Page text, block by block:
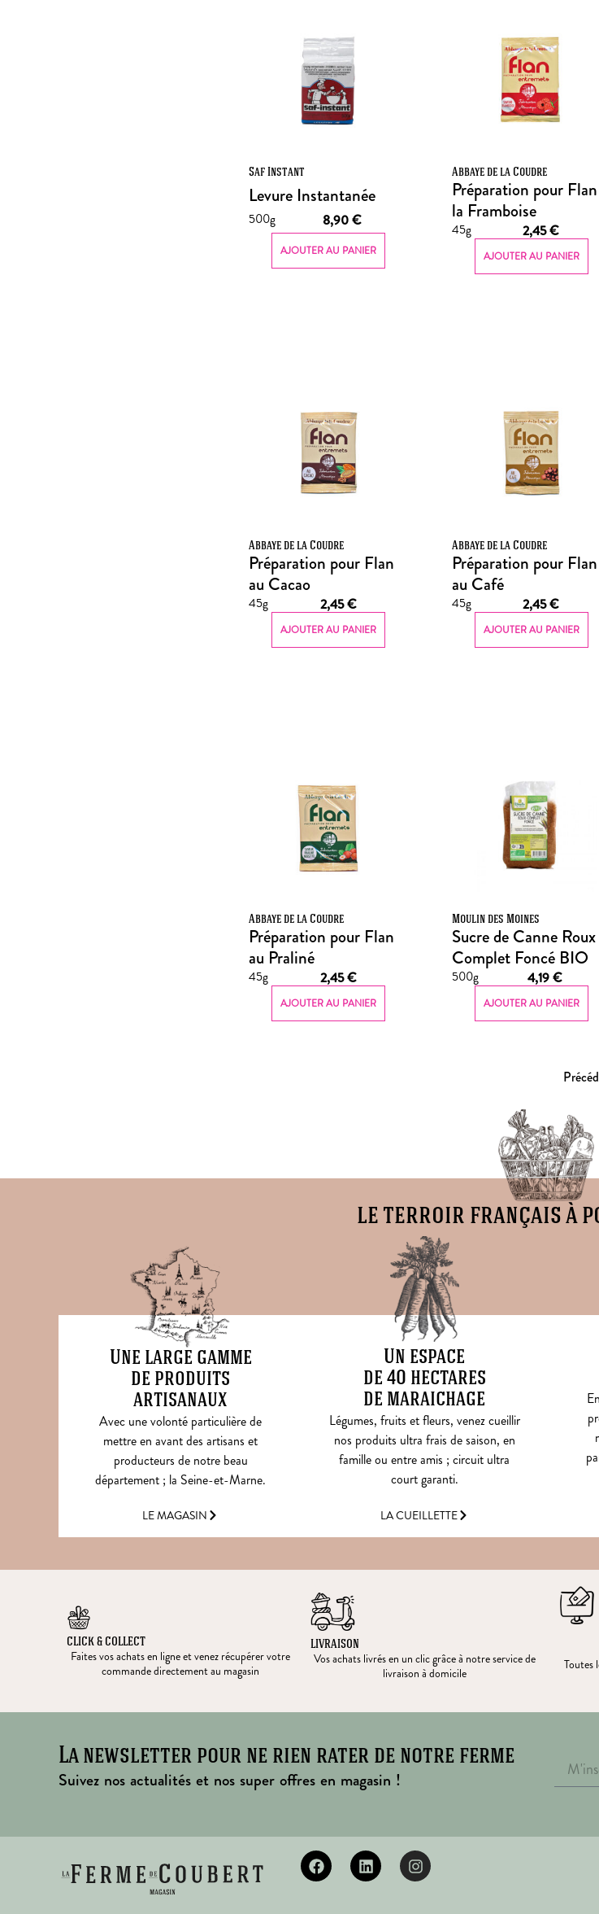
Saf Instant
Levure Instantanée
500g 8,90€
AJOUTER AU PANIER
Abbaye de la Coudre
Préparation pour
la Framboise
45g 2,45€
AJOUTER AU PANIER
Abbaye de la Coudre
Préparation pour Flan
au Cacao
45g 2,45€
AJOUTER AU PANIER
Abbaye de la Coudre
Préparation pour Flan
au Café
45g 2,45€
AJOUTER AU PANIER
Abbaye de la Coudre
Préparation pour Flan
au Praliné
45g 2,45€
AJOUTER AU PANIER
Moulin des Moines
Sucre de Canne Roux
Complet Foncé BIO
500g 4,19€
AJOUTER AU PANIER
le terroir français à
Une large gamme
de produits
artisanaux
Avec une volonté particulière de
mettre en avant des artisans et
producteurs de notre beau
département ; la Seine-et-Marne.
LE MAGASIN
Un espace
de 40 hectares
de maraichage
Légumes, fruits et fleurs, venez cueillir
nos produits ultra frais de saison, en
famille ou entre amis ; circuit ultra
court garanti.
LA CUEILLETTE
CLICK & COLLECT
Faites vos achats en ligne et venez récupérer votre
commande directement au magasin
LIVRAISON
Vos achats livrés en un clic grâce à notre service de
livraison à domicile
Toutes
La newsletter pour ne rien rater de notre ferme
Suivez nos actualités et nos super offres en magasin !